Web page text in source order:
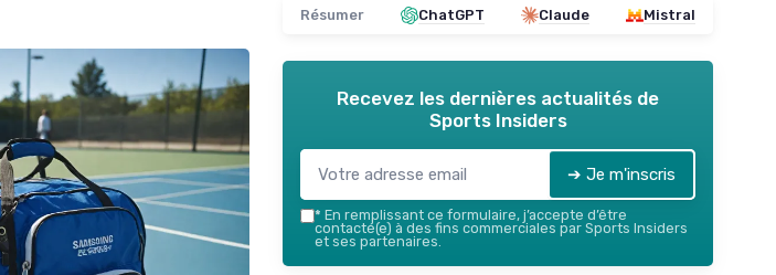
Résumer ChatGPT Claude Mistral
Recevez les dernières actualités de
Sports Insiders
➔ Je m'inscris
* En remplissant ce formulaire, j’accepte d’être
contacté(e) à des fins commerciales par Sports Insiders
et ses partenaires.